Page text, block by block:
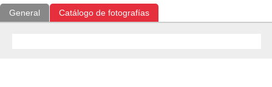
General Catálogo de fotografías